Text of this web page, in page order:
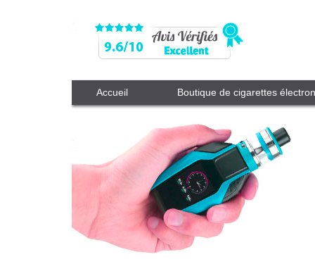
Accueil Boutique de cigarettes